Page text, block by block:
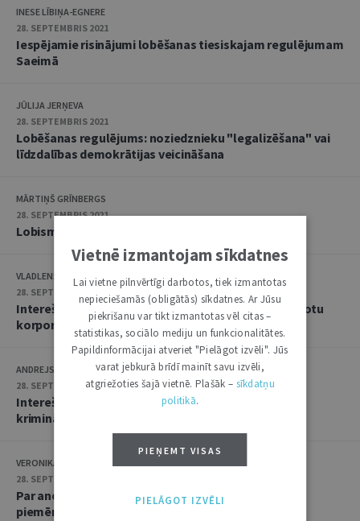
INESE LĪBIŅA-EGNERE
28. SEPTEMBRIS 2021
Iespējamie risinājumi lobēšanas tiesiskajam regulējumam
Saeimā
JŪLIJA JERŅEVA
28. SEPTEMBRIS 2021
Lobēšanas regulējums: noziedznieku "legalizēšana" vai
līdzdalības demokrātijas veicināšana
MĀRTIŅŠ GRĪNBERGS
28. SEPTEMBRIS 2021
Lobisma regulējuma attiecināšana uz pašvaldībām
VLADLENS KOVAĻEVS
28. SEPTEMBRIS 2021
Interešu pārstāvības regulējums – atslēga uz uzlabotu
korporatīvo pārvaldību
ANDREJS JUDINS
28. SEPTEMBRIS 2021
Interešu pārstāvības tiesiskā regulēšana un
krimināltiesību normas
VERONIKA KRŪMIŅA, INGA BĒRTAITE-PUDĀNE
28. SEPTEMBRIS 2021
Par anotācijām un likumdevēja gribu no tiesību
piemērotāja skatpunkta
Vietnē izmantojam sīkdatnes
Lai vietne pilnvērtīgi darbotos, tiek izmantotas
nepieciešamās (obligātās) sīkdatnes. Ar Jūsu
piekrišanu var tikt izmantotas vēl citas –
statistikas, sociālo mediju un funkcionalitātes.
Papildinformācijai atveriet "Pielāgot izvēli". Jūs
varat jebkurā brīdī mainīt savu izvēli,
atgriežoties šajā vietnē. Plašāk – sīkdatņu
politikā.
PIEŅEMT VISAS
PIELĀGOT IZVĒLI